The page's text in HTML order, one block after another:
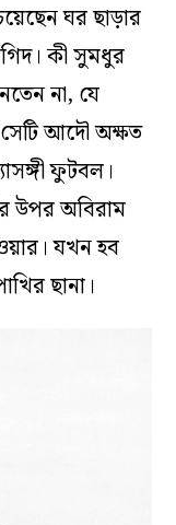
ঘর ছাড়ার
কী সুমধুর
না, যে
সেটি আদৌ অক্ষত
ফুটবল।
উপর অবিরাম
যখন হব
ছানা।